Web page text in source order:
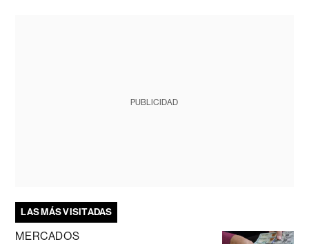
PUBLICIDAD
LAS MÁS VISITADAS
MERCADOS